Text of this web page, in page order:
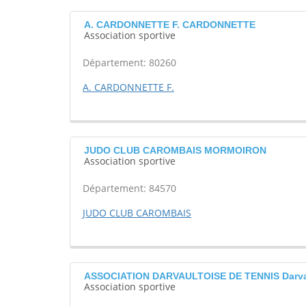
A. CARDONNETTE F. CARDONNETTE
Association sportive
Département: 80260
A. CARDONNETTE F.
JUDO CLUB CAROMBAIS MORMOIRON
Association sportive
Département: 84570
JUDO CLUB CAROMBAIS
ASSOCIATION DARVAULTOISE DE TENNIS
Association sportive